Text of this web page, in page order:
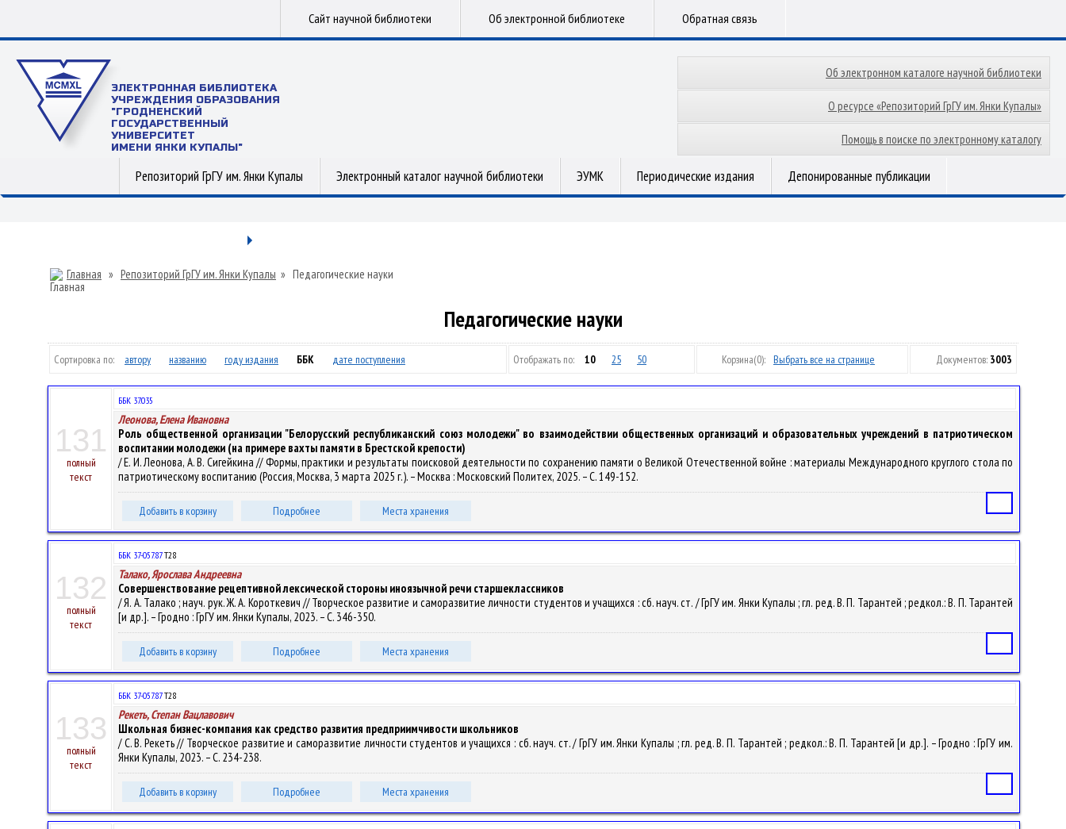
Сайт научной библиотеки Об электронной библиотеке Обратная связь
ЭЛЕКТРОННАЯ БИБЛИОТЕКА
УЧРЕЖДЕНИЯ ОБРАЗОВАНИЯ
"ГРОДНЕНСКИЙ
ГОСУДАРСТВЕННЫЙ
УНИВЕРСИТЕТ
ИМЕНИ ЯНКИ КУПАЛЫ"
Об электронном каталоге научной библиотеки
О ресурсе «Репозиторий ГрГУ им. Янки Купалы»
Помощь в поиске по электронному каталогу
Репозиторий ГрГУ им. Янки Купалы Электронный каталог научной библиотеки ЭУМК Периодические издания Депонированные публикации
Главная » Репозиторий ГрГУ им. Янки Купалы » Педагогические науки
Педагогические науки
Сортировка по: автору названию году издания ББК дате поступления Отображать по: 10 25 50 Корзина(0): Выбрать все на странице Документов: 3003
131
полный
текст
ББК 37.035
Леонова, Елена Ивановна
Роль общественной организации "Белорусский республиканский союз молодежи" во взаимодействии общественных организаций и образовательных учреждений в патриотическом
воспитании молодежи (на примере вахты памяти в Брестской крепости)
/ Е. И. Леонова, А. В. Сигейкина // Формы, практики и результаты поисковой деятельности по сохранению памяти о Великой Отечественной войне : материалы Международного круглого стола по
патриотическому воспитанию (Россия, Москва, 3 марта 2025 г.). – Москва : Московский Политех, 2025. – С. 149-152.
Добавить в корзину Подробнее Места хранения
132
полный
текст
ББК 37-057.87Т28
Талако, Ярослава Андреевна
Совершенствование рецептивной лексической стороны иноязычной речи старшеклассников
/ Я. А. Талако ; науч. рук. Ж. А. Короткевич // Творческое развитие и саморазвитие личности студентов и учащихся : сб. науч. ст. / ГрГУ им. Янки Купалы ; гл. ред. В. П. Тарантей ; редкол.: В. П. Тарантей
[и др.]. – Гродно : ГрГУ им. Янки Купалы, 2023. – С. 346-350.
Добавить в корзину Подробнее Места хранения
133
полный
текст
ББК 37-057.87Т28
Рекеть, Степан Вацлавович
Школьная бизнес-компания как средство развития предприимчивости школьников
/ С. В. Рекеть // Творческое развитие и саморазвитие личности студентов и учащихся : сб. науч. ст. / ГрГУ им. Янки Купалы ; гл. ред. В. П. Тарантей ; редкол.: В. П. Тарантей [и др.]. – Гродно : ГрГУ им.
Янки Купалы, 2023. – С. 234-238.
Добавить в корзину Подробнее Места хранения